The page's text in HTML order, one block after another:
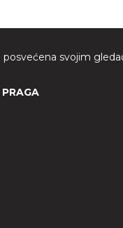
posvećena svojim